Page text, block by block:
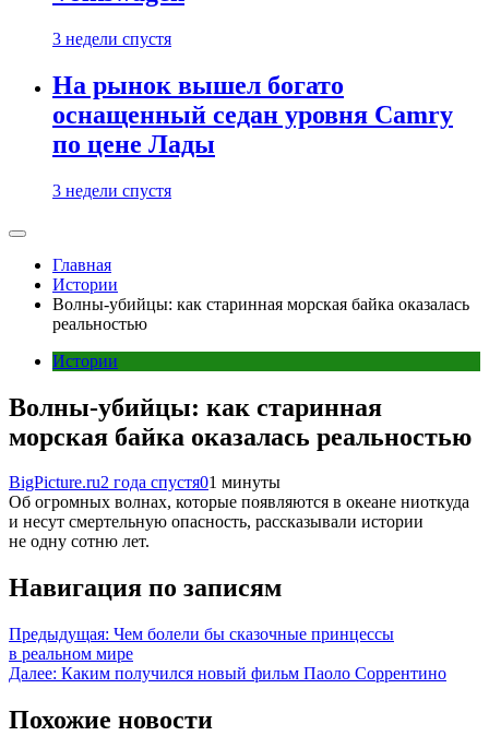
3 недели спустя
На рынок вышел богато
оснащенный седан уровня Camry
по цене Лады
3 недели спустя
Главная
Истории
Волны-убийцы: как старинная морская байка оказалась
реальностью
Истории
Волны-убийцы: как старинная
морская байка оказалась реальностью
BigPicture.ru2 года спустя01 минуты
Об огромных волнах, которые появляются в океане ниоткуда
и несут смертельную опасность, рассказывали истории
не одну сотню лет.
Навигация по записям
Предыдущая: Чем болели бы сказочные принцессы
в реальном мире
Далее: Каким получился новый фильм Паоло Соррентино
Похожие новости